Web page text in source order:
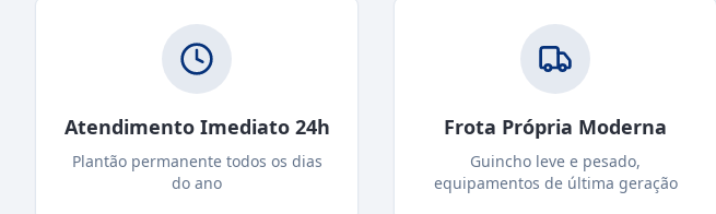
Atendimento Imediato 24h
Plantão permanente todos os dias
do ano
Frota Própria Moderna
Guincho leve e pesado,
equipamentos de última geração